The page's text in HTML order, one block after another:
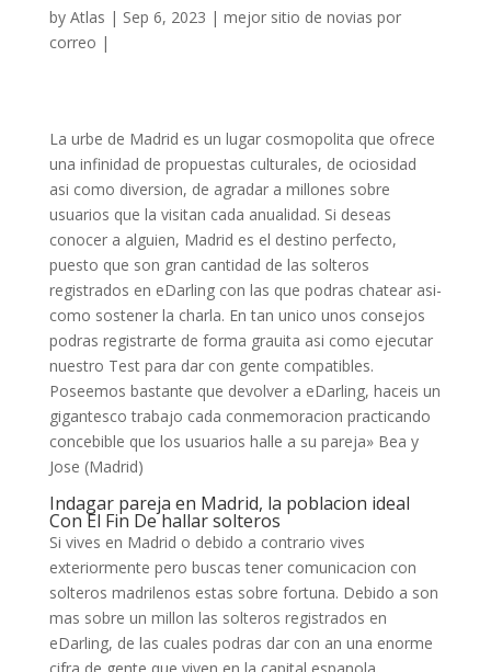
by Atlas | Sep 6, 2023 | mejor sitio de novias por
correo |
La urbe de Madrid es un lugar cosmopolita que ofrece
una infinidad de propuestas culturales, de ociosidad
asi­ como diversion, de agradar a millones sobre
usuarios que la visitan cada anualidad. Si deseas
conocer a alguien, Madrid es el destino perfecto,
puesto que son gran cantidad de las solteros
registrados en eDarling con las que podras chatear asi­
como sostener la charla. En tan unico unos consejos
podras registrarte de forma grauita asi­ como ejecutar
nuestro Test para dar con gente compatibles.
Poseemos bastante que devolver a eDarling, haceis un
gigantesco trabajo cada conmemoracion practicando
concebible que los usuarios halle a su pareja» Bea y
Jose (Madrid)
Indagar pareja en Madrid, la poblacion ideal
Con El Fin De hallar solteros
Si vives en Madrid o debido a contrario vives
exteriormente pero buscas tener comunicacion con
solteros madrilenos estas sobre fortuna. Debido a son
mas sobre un millon las solteros registrados en
eDarling, de las cuales podras dar con an una enorme
cifra de gente que viven en la capital espanola.